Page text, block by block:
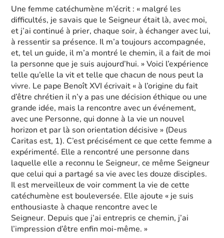
Une femme catéchumène m’écrit : « malgré les
difficultés, je savais que le Seigneur était là, avec moi,
et j’ai continué à prier, chaque soir, à échanger avec lui,
à ressentir sa présence. Il m’a toujours accompagnée,
et, tel un guide, il m’a montré le chemin, il a fait de moi
la personne que je suis aujourd’hui. » Voici l’expérience
telle qu’elle la vit et telle que chacun de nous peut la
vivre. Le pape Benoît XVI écrivait « à l’origine du fait
d’être chrétien il n’y a pas une décision éthique ou une
grande idée, mais la rencontre avec un événement,
avec une Personne, qui donne à la vie un nouvel
horizon et par là son orientation décisive » (Deus
Caritas est, 1). C’est précisément ce que cette femme a
expérimenté. Elle a rencontré une personne dans
laquelle elle a reconnu le Seigneur, ce même Seigneur
que celui qui a partagé sa vie avec les douze disciples.
Il est merveilleux de voir comment la vie de cette
catéchumène est bouleversée. Elle ajoute « je suis
enthousiaste à chaque rencontre avec le
Seigneur. Depuis que j’ai entrepris ce chemin, j’ai
l’impression d’être enfin moi-même. »